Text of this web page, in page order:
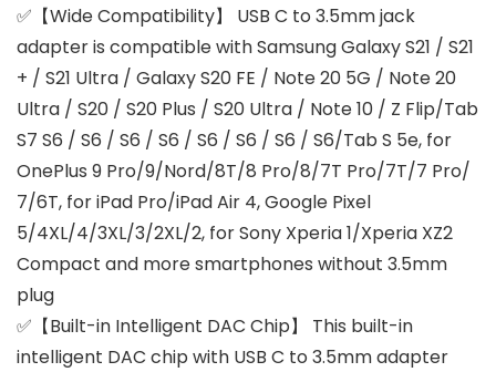
✅【Wide Compatibility】 USB C to 3.5mm jack
adapter is compatible with Samsung Galaxy S21 / S21
+ / S21 Ultra / Galaxy S20 FE / Note 20 5G / Note 20
Ultra / S20 / S20 Plus / S20 Ultra / Note 10 / Z Flip/Tab
S7 S6 / S6 / S6 / S6 / S6 / S6 / S6 / S6/Tab S 5e, for
OnePlus 9 Pro/9/Nord/8T/8 Pro/8/7T Pro/7T/7 Pro/
7/6T, for iPad Pro/iPad Air 4, Google Pixel
5/4XL/4/3XL/3/2XL/2, for Sony Xperia 1/Xperia XZ2
Compact and more smartphones without 3.5mm
plug
✅【Built-in Intelligent DAC Chip】 This built-in
intelligent DAC chip with USB C to 3.5mm adapter